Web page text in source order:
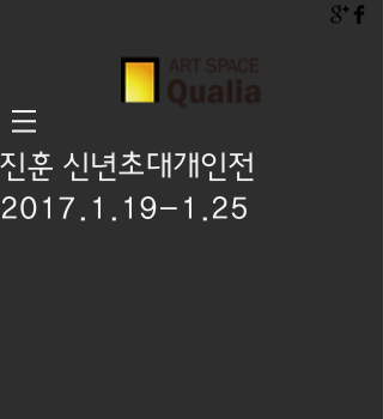
진훈 신년초대개인전
2017.1.19-1.25